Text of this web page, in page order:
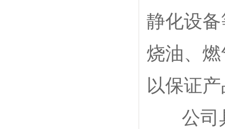
静化设
烧油、
以保证
公司具